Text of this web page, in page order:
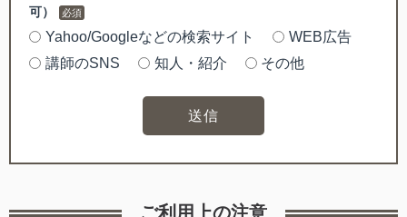
可）
Yahoo/Googleなどの検索サイト
WEB広告
講師のSNS
知人・紹介 その他
送信
ご利用上の注意